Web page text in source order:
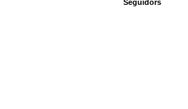
Seguidors